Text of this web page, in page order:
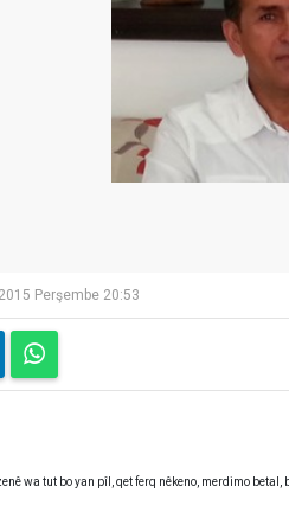
Perşembe 20:53
wa tut bo yan pîl, qet ferq nêkeno, merdimo